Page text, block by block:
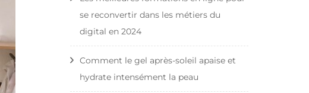
se reconvertir dans les métiers du
digital en 2024
Comment le gel après-soleil apaise et
hydrate intensément la peau